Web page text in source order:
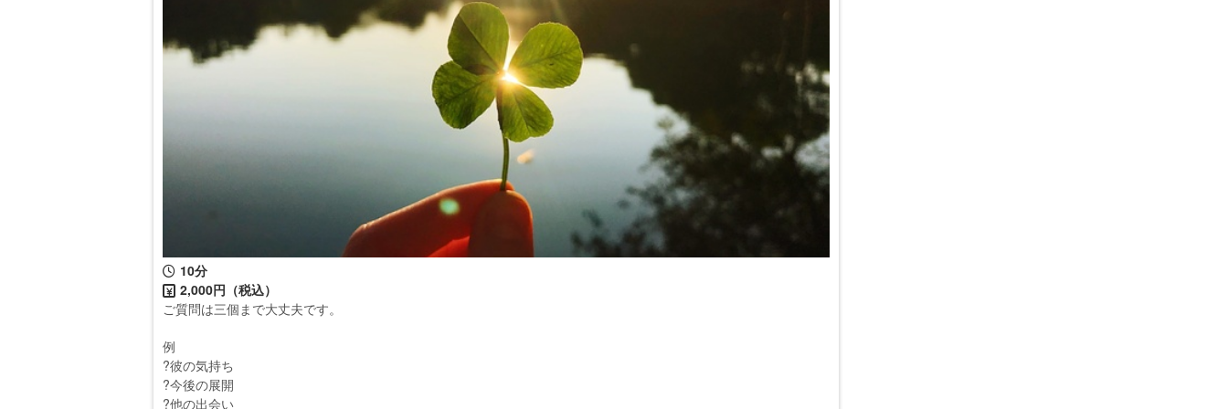
10分
2,000円（税込）
ご質問は三個まで大丈夫です。
例
?︎彼の気持ち
?︎今後の展開
?︎他の出会い